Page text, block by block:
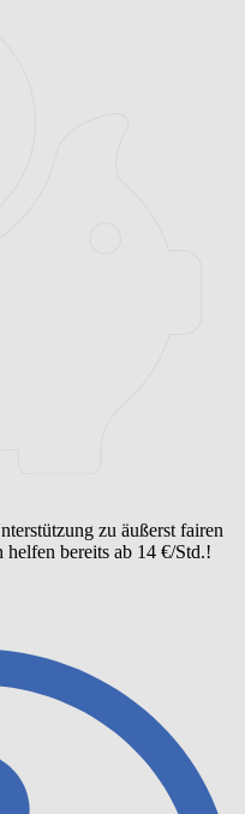
zu äußerst fairen
bereits ab 14 €/Std.!